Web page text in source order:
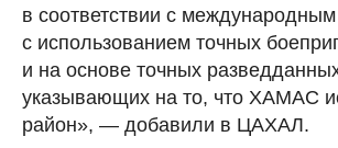
в соответствии с
с использованием точных
и на основе точных
указывающих на то, что ХАМАС
район», — добавили в ЦАХАЛ.